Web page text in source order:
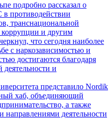
подробно рассказал о
противодействии
транснациональной
коррупции и другим
что сегодня наиболее
с наркозависимостью и
достигаются благодаря
деятельности и
представило Nordik
хаб, объединяющий
а также
направлениями деятельности